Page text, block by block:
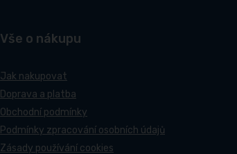
Vše o nákupu
Jak nakupovat
Doprava a platba
Obchodní podmínky
Podmínky zpracování osobních údajů
Zásady používání cookies